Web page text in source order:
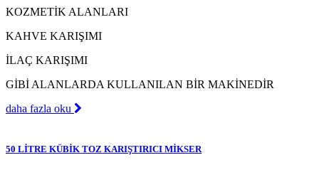
KOZMETİK ALANLARI
KAHVE KARIŞIMI
İLAÇ KARIŞIMI
GİBİ ALANLARDA KULLANILAN BİR MAKİNEDİR
daha fazla oku
50 LİTRE KÜBİK TOZ KARIŞTIRICI MİKSER